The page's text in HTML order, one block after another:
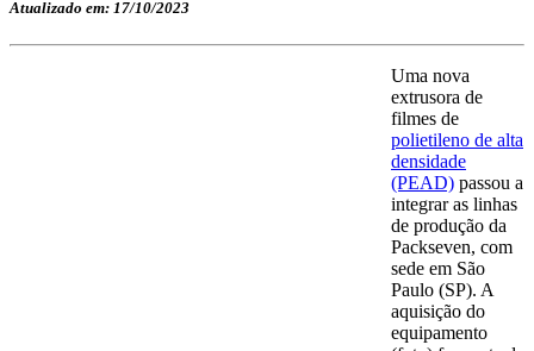
Atualizado em: 17/10/2023
Uma nova
extrusora de
filmes de
polietileno de alta
densidade
(PEAD) passou a
integrar as linhas
de produção da
Packseven, com
sede em São
Paulo (SP). A
aquisição do
equipamento